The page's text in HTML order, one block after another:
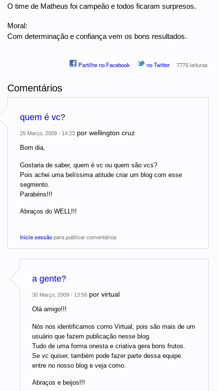
O time de Matheus foi campeão e todos ficaram surpresos.
Moral:
Com determinação e confiança vem os bons resultados.
Partilhe no Facebook no Twitter 7775 leituras
Comentários
quem é vc?
25 Março, 2009 - 14:23 por wellington cruz
Bom dia,
Gostaria de saber, quem é vc ou quem são vcs?
Pois achei uma belíssima atitude criar um blog com esse
segmento.
Parabéns!!!
Abraços do WELL!!!
Inicie sessãopara publicar comentários
a gente?
30 Março, 2009 - 13:56 por virtual
Olá amigo!!!
Nós nos identificamos como Virtual, pois são mais de um
usuário que fazem publicação nesse blog.
Tudo de uma forma onesta e criativa gera bons frutos.
Se vc quiser, também pode fazer parte dessa equipe.
entre no nosso blog e veja como.
Abraços e beijos!!!